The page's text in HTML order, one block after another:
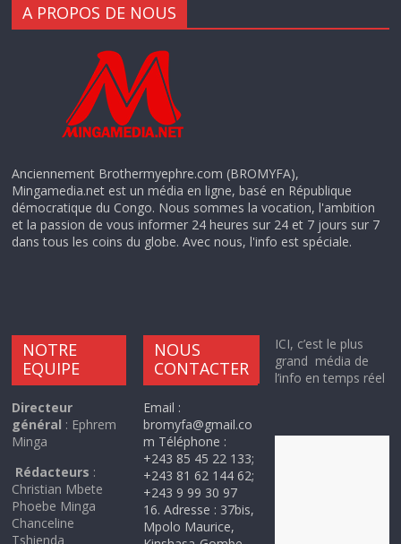
A PROPOS DE NOUS
Anciennement Brothermyephre.com (BROMYFA),
Mingamedia.net est un média en ligne, basé en République
démocratique du Congo. Nous sommes la vocation, l'ambition
et la passion de vous informer 24 heures sur 24 et 7 jours sur 7
dans tous les coins du globe. Avec nous, l'info est spéciale.
NOTRE
EQUIPE
Directeur
général : Ephrem
Minga
Rédacteurs :
Christian Mbete
Phoebe Minga
Chanceline
Tshienda
NOUS
CONTACTER
Email :
bromyfa@gmail.co
m Téléphone :
+243 85 45 22 133;
+243 81 62 144 62;
+243 9 99 30 97
16. Adresse : 37bis,
Mpolo Maurice,
ICI, c’est le plus
grand média de
l’info en temps réel